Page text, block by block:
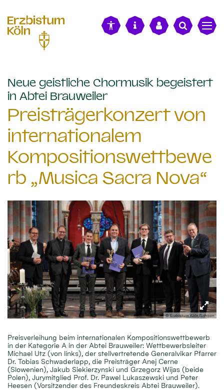
Neue geistliche Chormusik begeistert
in Abtei Brauweiler:
Preisträgerkonzert von
internationalem
Kompositionswettbewe
rb „Musica Sacra Nova“
© Erzbistum Köln/Schoon
Preisverleihung beim internationalen Kompositionswettbewerb
in der Kategorie A in der Abtei Brauweiler: Wettbewerbsleiter
Michael Utz (von links), der stellvertretende Generalvikar Pfarrer
Dr. Tobias Schwaderlapp, die Preisträger Anej Cerne
(Slowenien), Jakub Siekierzynski und Grzegorz Wijas (beide
Polen), Jurymitglied Prof. Dr. Pawel Lukaszewski und Peter
Heesen (Vorsitzender des Freundeskreis Abtei Brauweiler).